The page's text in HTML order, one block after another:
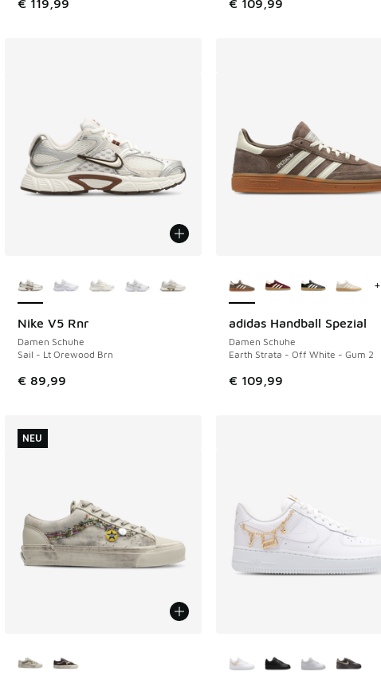
Nike V5 Rnr
Damen Schuhe
Sail - Lt Orewood Brn
€ 89,99
adidas Handball Spezial
Damen Schuhe
Earth Strata - Off White - Gum 2
€ 109,99
+
NEU